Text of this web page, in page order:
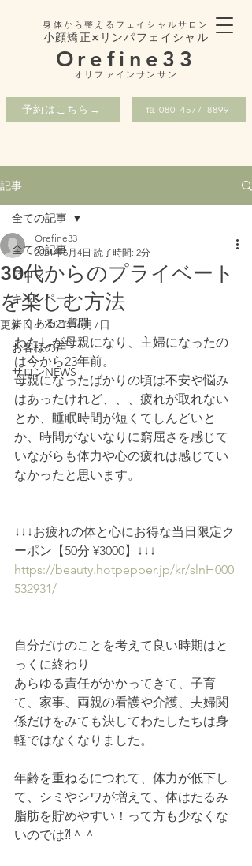
身体から整えるフェイシャルサロン
小顔矯正×リンパフェイシャル
Orefine33
​オリファインサンサン
予約はこちら→ ℡ 080-4577-8899
記事
全ての記事
アロマ
キャンペーン
よくあるご質問
お客様の声
サロンNEWS
全ての記事
30代からのプライベート
を楽しむ方法
Orefine33
2021年6月4日 読了時間: 2分
更新日：2021年6月7日
わたしが母親になり、主婦になったの
は今から23年前。
母親になったばかりの頃は不安や悩み
はあったけれど、、、疲れが取れない
とか、睡眠時間が短くてしんどいと
か、時間がないなりに窮屈さを感じて
いながらも体力や心の疲れは感じてい
なかったと思います。
↓↓↓お疲れの体と心にお得な当日限定ク
ーポン【50分 ¥3000】↓↓↓
https://beauty.hotpepper.jp/kr/slnH000
532931/
自分だけのことを考えて良い時期はと
っくに終わり
あらゆる責任がかかってきて、子育
て、家事、両親の看護や介護、夫婦関
係だけをみても決してわたしたちは身
軽ではなくなりました。
年齢を重ねるにつれて、体力が低下し
て、シミやシワが増えて、体はたるみ
脂肪を貯めやすい！って方も少なくな
いのでは⁈＾＾